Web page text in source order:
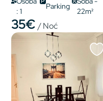
: 1
Parking
22m²
35€/ Noć